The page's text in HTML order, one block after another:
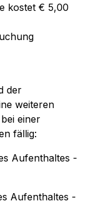
kostet € 5,00
der
weiteren
einer
fällig:
Aufenthaltes -
Aufenthaltes -